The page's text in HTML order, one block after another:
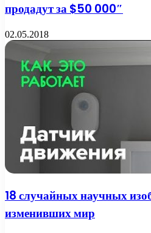
продадут за $50 000″
02.05.2018
18 случайных научных
изменивших мир